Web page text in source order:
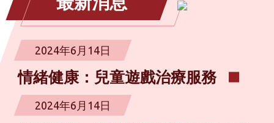
2024年6月14日
情緒健康：兒童遊戲治療服務
2024年6月14日